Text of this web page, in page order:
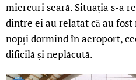
miercuri seară. Situația s-a
dintre ei au relatat că au fost
nopți dormind în aeroport,
dificilă și neplăcută.